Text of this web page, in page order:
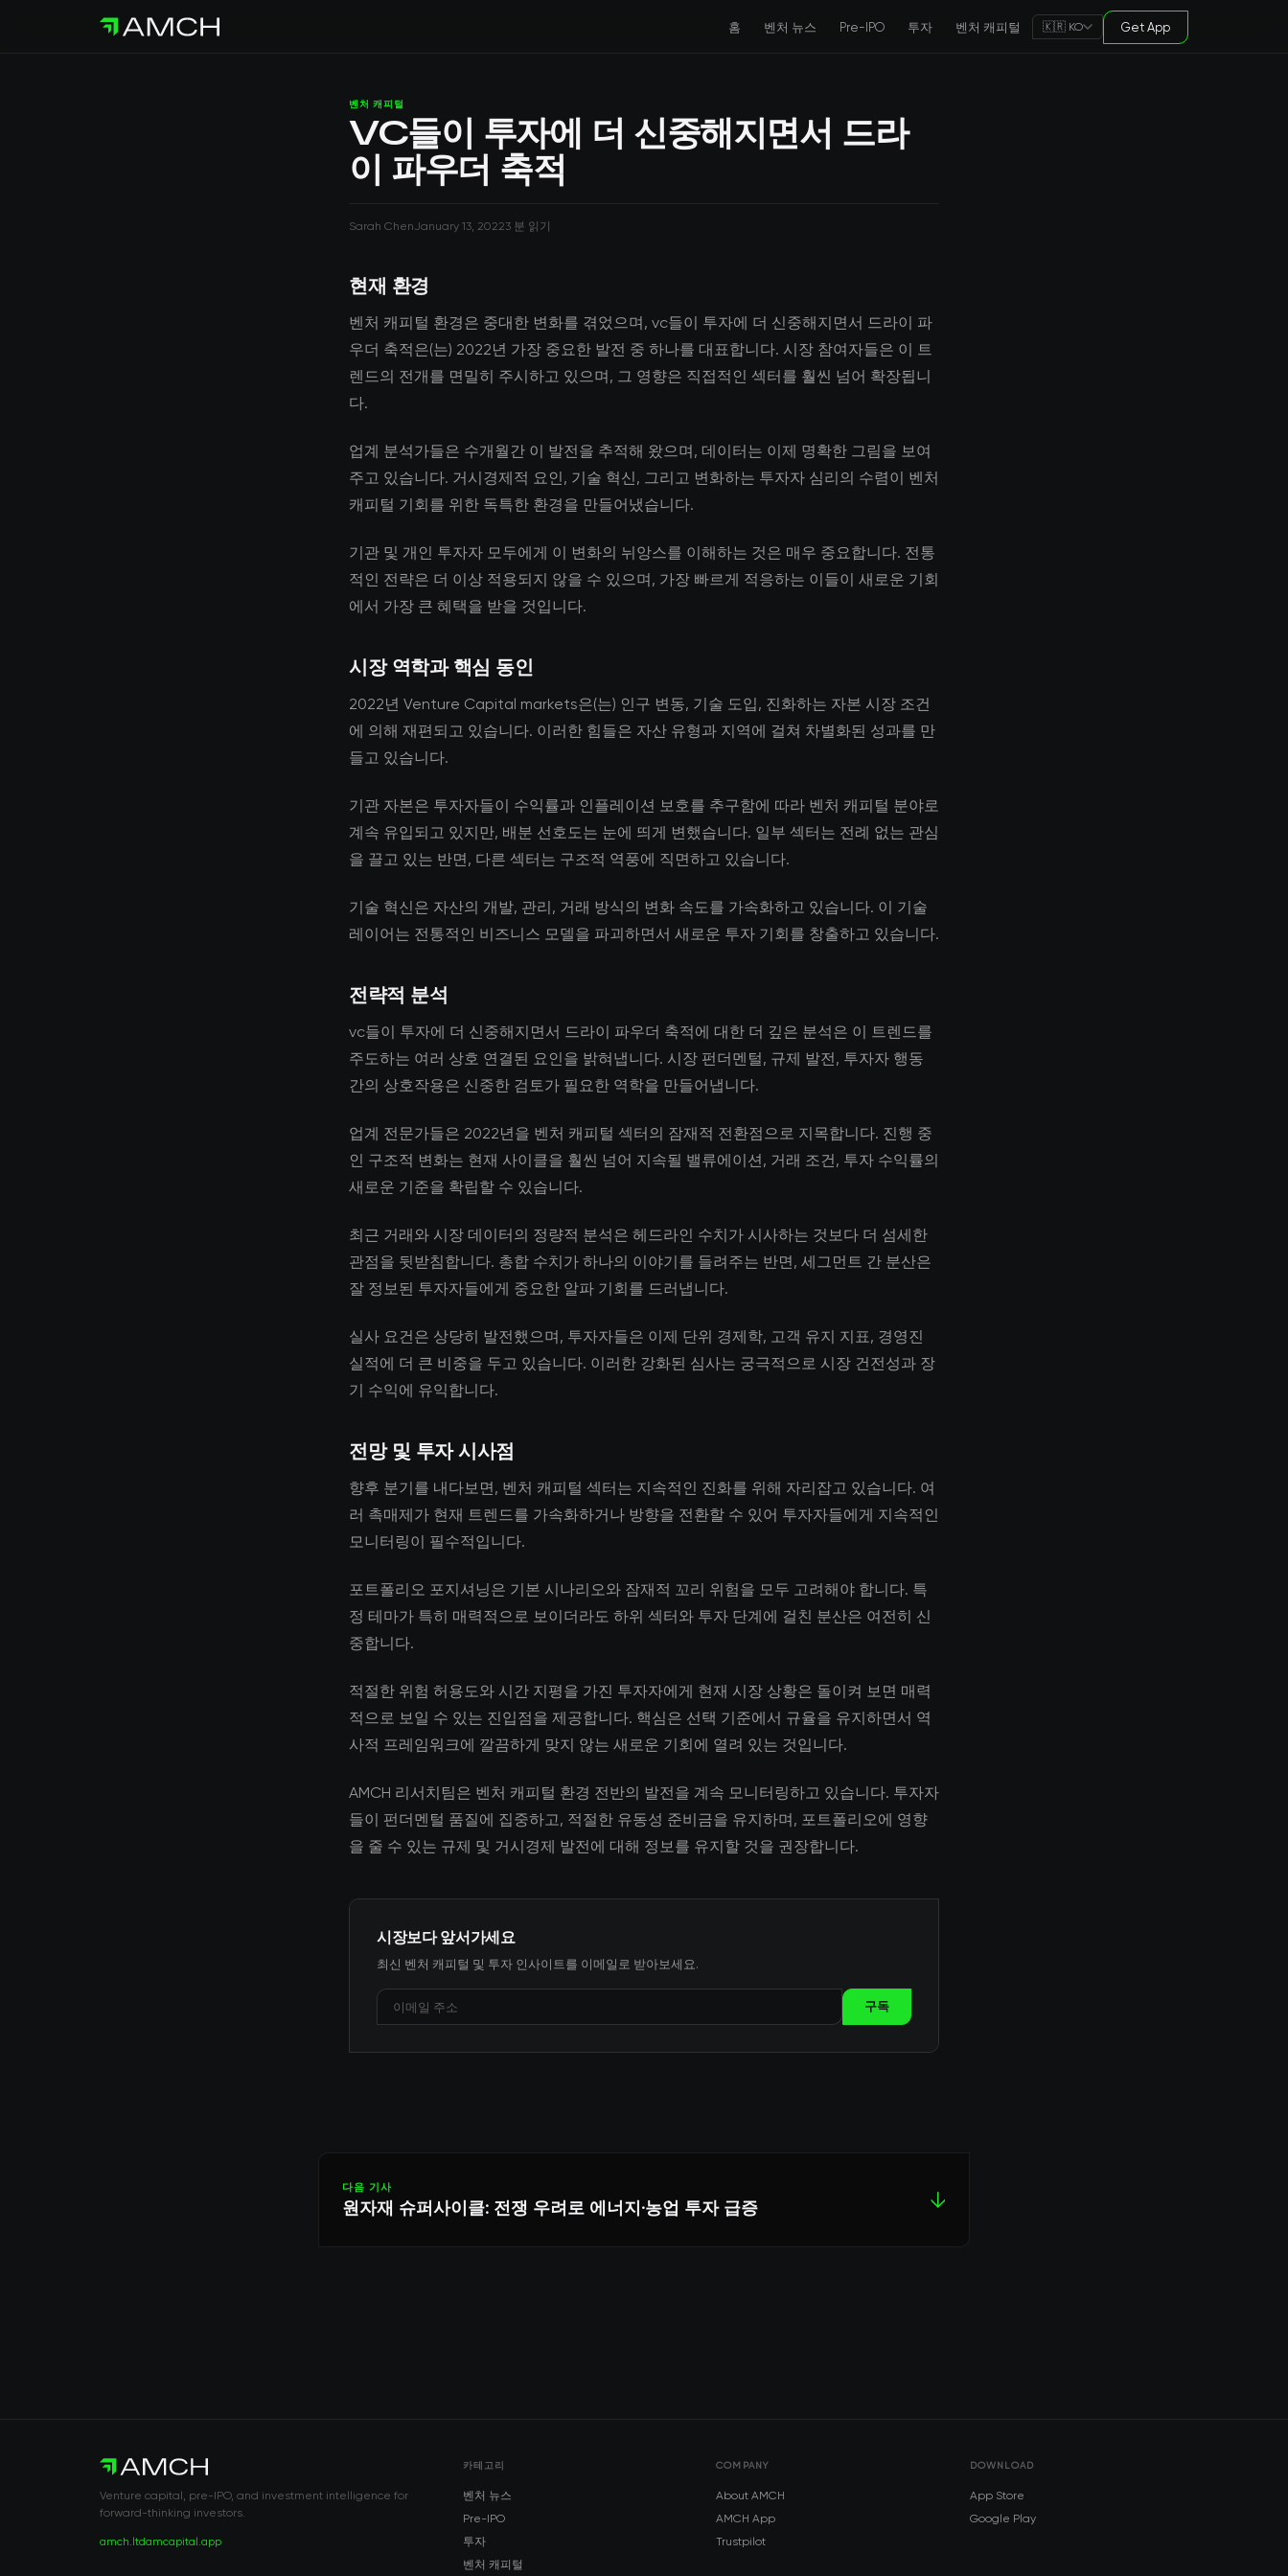
홈 벤처 뉴스 Pre-IPO 투자 벤처 캐피털 🇰🇷 KO Get App
벤처 캐피털
VC들이 투자에 더 신중해지면서 드라
이 파우더 축적
Sarah ChenJanuary 13, 20223 분 읽기
현재 환경
벤처 캐피털 환경은 중대한 변화를 겪었으며, vc들이 투자에 더 신중해지면서 드라이 파
우더 축적은(는) 2022년 가장 중요한 발전 중 하나를 대표합니다. 시장 참여자들은 이 트
렌드의 전개를 면밀히 주시하고 있으며, 그 영향은 직접적인 섹터를 훨씬 넘어 확장됩니
다.
업계 분석가들은 수개월간 이 발전을 추적해 왔으며, 데이터는 이제 명확한 그림을 보여
주고 있습니다. 거시경제적 요인, 기술 혁신, 그리고 변화하는 투자자 심리의 수렴이 벤처
캐피털 기회를 위한 독특한 환경을 만들어냈습니다.
기관 및 개인 투자자 모두에게 이 변화의 뉘앙스를 이해하는 것은 매우 중요합니다. 전통
적인 전략은 더 이상 적용되지 않을 수 있으며, 가장 빠르게 적응하는 이들이 새로운 기회
에서 가장 큰 혜택을 받을 것입니다.
시장 역학과 핵심 동인
2022년 Venture Capital markets은(는) 인구 변동, 기술 도입, 진화하는 자본 시장 조건
에 의해 재편되고 있습니다. 이러한 힘들은 자산 유형과 지역에 걸쳐 차별화된 성과를 만
들고 있습니다.
기관 자본은 투자자들이 수익률과 인플레이션 보호를 추구함에 따라 벤처 캐피털 분야로
계속 유입되고 있지만, 배분 선호도는 눈에 띄게 변했습니다. 일부 섹터는 전례 없는 관심
을 끌고 있는 반면, 다른 섹터는 구조적 역풍에 직면하고 있습니다.
기술 혁신은 자산의 개발, 관리, 거래 방식의 변화 속도를 가속화하고 있습니다. 이 기술
레이어는 전통적인 비즈니스 모델을 파괴하면서 새로운 투자 기회를 창출하고 있습니다.
전략적 분석
vc들이 투자에 더 신중해지면서 드라이 파우더 축적에 대한 더 깊은 분석은 이 트렌드를
주도하는 여러 상호 연결된 요인을 밝혀냅니다. 시장 펀더멘털, 규제 발전, 투자자 행동
간의 상호작용은 신중한 검토가 필요한 역학을 만들어냅니다.
업계 전문가들은 2022년을 벤처 캐피털 섹터의 잠재적 전환점으로 지목합니다. 진행 중
인 구조적 변화는 현재 사이클을 훨씬 넘어 지속될 밸류에이션, 거래 조건, 투자 수익률의
새로운 기준을 확립할 수 있습니다.
최근 거래와 시장 데이터의 정량적 분석은 헤드라인 수치가 시사하는 것보다 더 섬세한
관점을 뒷받침합니다. 총합 수치가 하나의 이야기를 들려주는 반면, 세그먼트 간 분산은
잘 정보된 투자자들에게 중요한 알파 기회를 드러냅니다.
실사 요건은 상당히 발전했으며, 투자자들은 이제 단위 경제학, 고객 유지 지표, 경영진
실적에 더 큰 비중을 두고 있습니다. 이러한 강화된 심사는 궁극적으로 시장 건전성과 장
기 수익에 유익합니다.
전망 및 투자 시사점
향후 분기를 내다보면, 벤처 캐피털 섹터는 지속적인 진화를 위해 자리잡고 있습니다. 여
러 촉매제가 현재 트렌드를 가속화하거나 방향을 전환할 수 있어 투자자들에게 지속적인
모니터링이 필수적입니다.
포트폴리오 포지셔닝은 기본 시나리오와 잠재적 꼬리 위험을 모두 고려해야 합니다. 특
정 테마가 특히 매력적으로 보이더라도 하위 섹터와 투자 단계에 걸친 분산은 여전히 신
중합니다.
적절한 위험 허용도와 시간 지평을 가진 투자자에게 현재 시장 상황은 돌이켜 보면 매력
적으로 보일 수 있는 진입점을 제공합니다. 핵심은 선택 기준에서 규율을 유지하면서 역
사적 프레임워크에 깔끔하게 맞지 않는 새로운 기회에 열려 있는 것입니다.
AMCH 리서치팀은 벤처 캐피털 환경 전반의 발전을 계속 모니터링하고 있습니다. 투자자
들이 펀더멘털 품질에 집중하고, 적절한 유동성 준비금을 유지하며, 포트폴리오에 영향
을 줄 수 있는 규제 및 거시경제 발전에 대해 정보를 유지할 것을 권장합니다.
시장보다 앞서가세요
최신 벤처 캐피털 및 투자 인사이트를 이메일로 받아보세요.
구독
다음 기사
원자재 슈퍼사이클: 전쟁 우려로 에너지·농업 투자 급증 ↓
Venture capital, pre-IPO, and investment intelligence for
forward-thinking investors.
amch.ltdamcapital.app
카테고리
벤처 뉴스
Pre-IPO
투자
벤처 캐피털
COMPANY
About AMCH
AMCH App
Trustpilot
DOWNLOAD
App Store
Google Play